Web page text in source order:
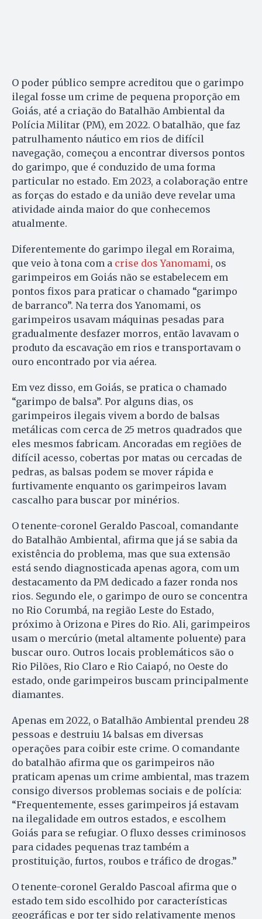
O poder público sempre acreditou que o garimpo
ilegal fosse um crime de pequena proporção em
Goiás, até a criação do Batalhão Ambiental da
Polícia Militar (PM), em 2022. O batalhão, que faz
patrulhamento náutico em rios de difícil
navegação, começou a encontrar diversos pontos
do garimpo, que é conduzido de uma forma
particular no estado. Em 2023, a colaboração entre
as forças do estado e da união deve revelar uma
atividade ainda maior do que conhecemos
atualmente.
Diferentemente do garimpo ilegal em Roraima,
que veio à tona com a crise dos Yanomami, os
garimpeiros em Goiás não se estabelecem em
pontos fixos para praticar o chamado “garimpo
de barranco”. Na terra dos Yanomami, os
garimpeiros usavam máquinas pesadas para
gradualmente desfazer morros, então lavavam o
produto da escavação em rios e transportavam o
ouro encontrado por via aérea.
Em vez disso, em Goiás, se pratica o chamado
“garimpo de balsa”. Por alguns dias, os
garimpeiros ilegais vivem a bordo de balsas
metálicas com cerca de 25 metros quadrados que
eles mesmos fabricam. Ancoradas em regiões de
difícil acesso, cobertas por matas ou cercadas de
pedras, as balsas podem se mover rápida e
furtivamente enquanto os garimpeiros lavam
cascalho para buscar por minérios.
O tenente-coronel Geraldo Pascoal, comandante
do Batalhão Ambiental, afirma que já se sabia da
existência do problema, mas que sua extensão
está sendo diagnosticada apenas agora, com um
destacamento da PM dedicado a fazer ronda nos
rios. Segundo ele, o garimpo de ouro se concentra
no Rio Corumbá, na região Leste do Estado,
próximo à Orizona e Pires do Rio. Ali, garimpeiros
usam o mercúrio (metal altamente poluente) para
buscar ouro. Outros locais problemáticos são o
Rio Pilões, Rio Claro e Rio Caiapó, no Oeste do
estado, onde garimpeiros buscam principalmente
diamantes.
Apenas em 2022, o Batalhão Ambiental prendeu 28
pessoas e destruiu 14 balsas em diversas
operações para coibir este crime. O comandante
do batalhão afirma que os garimpeiros não
praticam apenas um crime ambiental, mas trazem
consigo diversos problemas sociais e de polícia:
“Frequentemente, esses garimpeiros já estavam
na ilegalidade em outros estados, e escolhem
Goiás para se refugiar. O fluxo desses criminosos
para cidades pequenas traz também a
prostituição, furtos, roubos e tráfico de drogas.”
O tenente-coronel Geraldo Pascoal afirma que o
estado tem sido escolhido por características
geográficas e por ter sido relativamente menos